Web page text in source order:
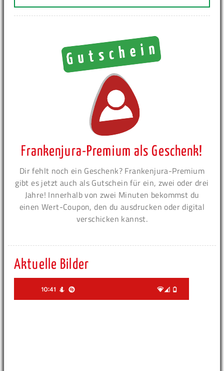
Frankenjura-Premium als Geschenk!
Dir fehlt noch ein Geschenk? Frankenjura-Premium
gibt es jetzt auch als Gutschein für ein, zwei oder drei
Jahre! Innerhalb von zwei Minuten bekommst du
einen Wert-Coupon, den du ausdrucken oder digital
verschicken kannst.
Aktuelle Bilder